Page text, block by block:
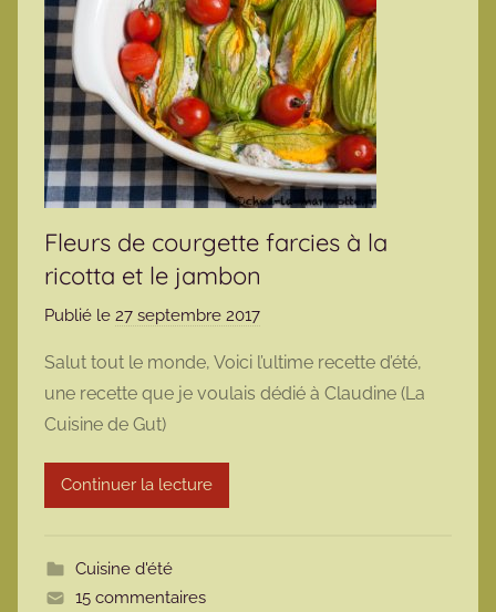
Fleurs de courgette farcies à la
ricotta et le jambon
Publié le 27 septembre 2017
r
m
Salut tout le monde, Voici l’ultime recette d’été,
une recette que je voulais dédié à Claudine (La
Cuisine de Gut)
Continuer la lecture
Cuisine d'été
15 commentaires